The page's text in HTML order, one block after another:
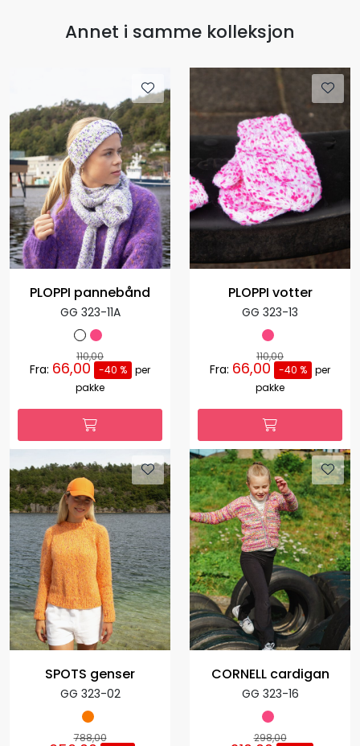
Annet i samme kolleksjon
PLOPPI pannebånd
GG 323-11A
110,00
Fra: 66,00 -40 % per
pakke
PLOPPI votter
GG 323-13
110,00
Fra: 66,00 -40 % per
pakke
SPOTS genser
GG 323-02
788,00
CORNELL cardigan
GG 323-16
298,00